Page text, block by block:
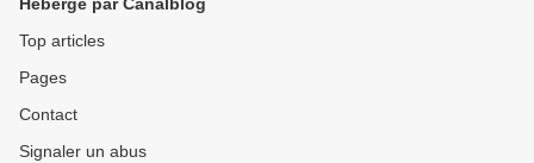
Top articles
Pages
Contact
Signaler un abus